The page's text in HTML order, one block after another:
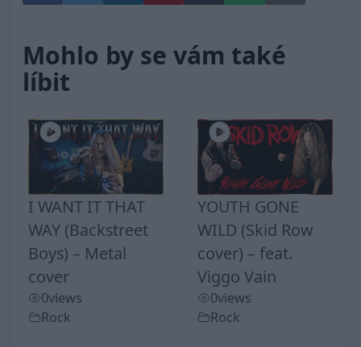
Mohlo by se vám také
líbit
I WANT IT THAT
WAY (Backstreet
Boys) – Metal
cover
0views
Rock
YOUTH GONE
WILD (Skid Row
cover) – feat.
Viggo Vain
0views
Rock